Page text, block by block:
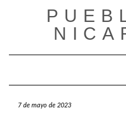
7 de mayo de 2023